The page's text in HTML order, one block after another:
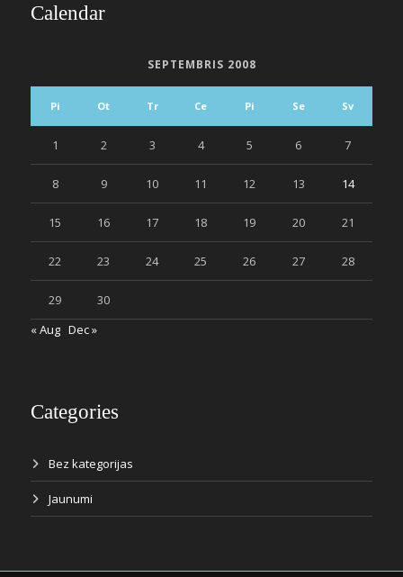
Calendar
SEPTEMBRIS 2008
Pi Ot Tr Ce Pi Se Sv
1 2 3 4 5 6 7
8 9 10 11 12 13 14
15 16 17 18 19 20 21
22 23 24 25 26 27 28
29
30
« Aug Dec »
Categories
Bez kategorijas
Jaunumi